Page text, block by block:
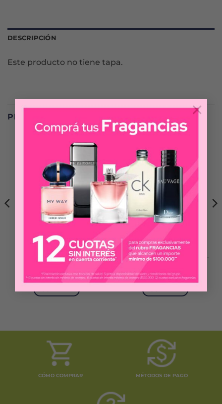
×
DESCRIPCIÓN
Este producto no tiene tapa.
PRODUCTOS RELACIONADOS
ELEA
EVACOPA COPA
MENSTRUAL T1
$23.217
CARO CUORE
CARO CUORE
DESODORANTE X 123 ML
$5.500
CÓMO COMPRAR MÉTODOS DE PAGO